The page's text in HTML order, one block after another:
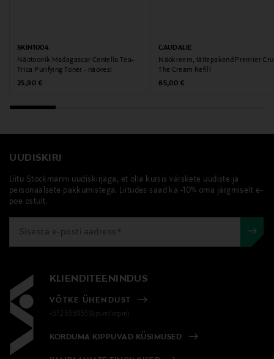
SKIN1004
Näotoonik Madagascar Centella Tea-
Trica Purifying Toner - näovesi
Original Price
25,90 €
CAUDALIE
Näokreem, täitepakend Premier Cru
The Cream Refill
Original Price
85,00 €
UUDISKIRI
Liitu Stockmanni uudiskirjaga, et olla kursis värskete uudiste ja
personaalsete pakkumistega. Liitudes saad ka -10% oma järgmiselt e-
poe ostult.
KLIENDITEENINDUS
VÕTKE ÜHENDUST
+372 6339539(pvm/mpm)
KORDUMA KIPPUVAD KÜSIMUSED